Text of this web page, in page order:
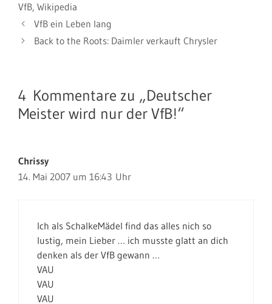
VfB, Wikipedia
VfB ein Leben lang
Back to the Roots: Daimler verkauft Chrysler
4 Kommentare zu „Deutscher
Meister wird nur der VfB!“
Chrissy
14. Mai 2007 um 16:43 Uhr
Ich als SchalkeMädel find das alles nich so
lustig, mein Lieber … ich musste glatt an dich
denken als der VfB gewann …
VAU
VAU
VAU